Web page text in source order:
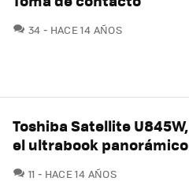
34 COMENTARIOS
HACE 14 AÑOS
Toshiba Satellite U845W,
el ultrabook panorámico
11 COMENTARIOS
HACE 14 AÑOS